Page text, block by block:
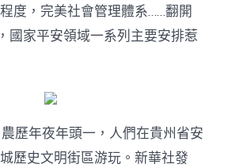
度，完美社會管理體系……翻開
國家平安領域一系列主要安排惹
歷年夜年頭一，人們在貴州省安
歷史文明街區游玩。新華社發